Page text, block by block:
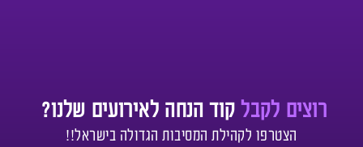
רוצים לקבל קוד הנחה לאירועים שלנו?
הצטרפו לקהילת המסיבות הגדולה בישראל!!